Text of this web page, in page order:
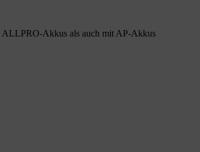
ALLPRO-Akkus als auch mit AP-Akkus